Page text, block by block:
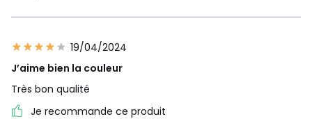
19/04/2024
J’aime bien la couleur
Très bon qualité
Je recommande ce produit